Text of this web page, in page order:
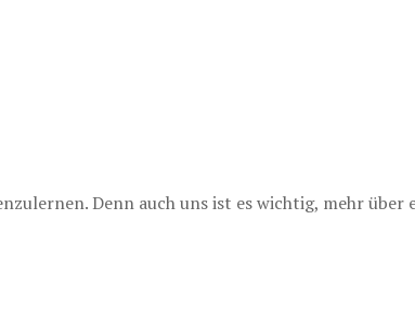
Denn auch uns ist es wichtig, mehr über